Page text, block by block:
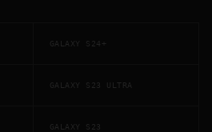
GALAXY S24+
GALAXY S23 ULTRA
GALAXY S23